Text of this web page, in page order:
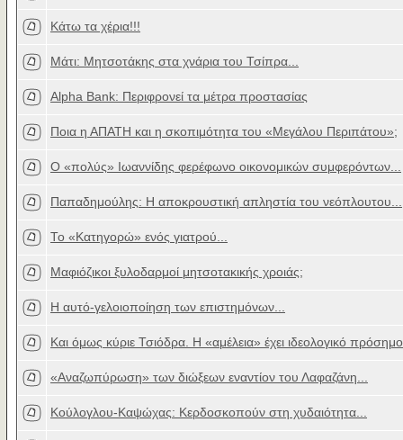
Κάτω τα χέρια!!!
Μάτι: Μητσοτάκης στα χνάρια του Τσίπρα...
Alpha Bank: Περιφρονεί τα μέτρα προστασίας
Ποια η ΑΠΑΤΗ και η σκοπιμότητα του «Μεγάλου Περιπάτου»;
Ο «πολύς» Ιωαννίδης φερέφωνο οικονομικών συμφερόντων...
Παπαδημούλης: Η αποκρουστική απληστία του νεόπλουτου...
Το «Κατηγορώ» ενός γιατρού...
Μαφιόζικοι ξυλοδαρμοί μητσοτακικής χροιάς;
Η αυτό-γελοιοποίηση των επιστημόνων...
Και όμως κύριε Τσιόδρα. Η «αμέλεια» έχει ιδεολογικό πρόσημο
«Αναζωπύρωση» των διώξεων εναντίον του Λαφαζάνη...
Κούλογλου-Καψώχας: Κερδοσκοπούν στη χυδαιότητα...